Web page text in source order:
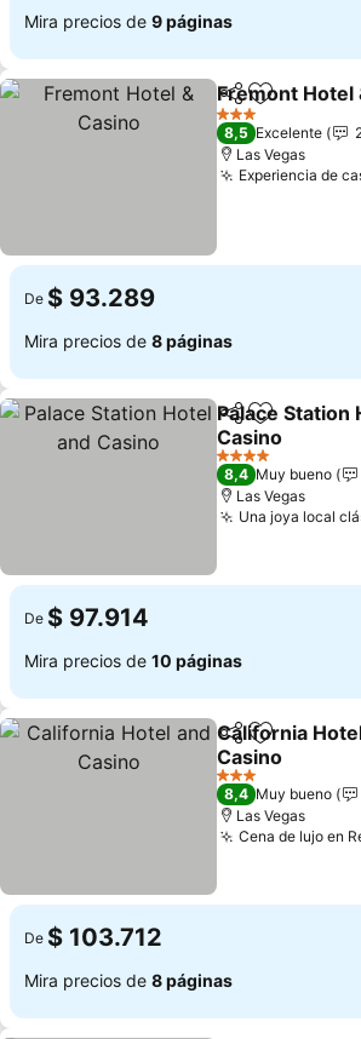
Mira precios de 9 páginas
CompartirAgregar a
Fremont Hotel
3 Estrellas
8,5 Excelente
Las Vegas
Experiencia de
De $ 93.289
Mira precios de 8 páginas
CompartirAgregar a
Palace Station
Casino
Ver precios
4 Estrellas
8,4 Muy bueno
Las Vegas
Una joya local
De $ 97.914
Mira precios de 10 páginas
CompartirAgregar a
California
Casino
Ver precios
3 Estrellas
8,4 Muy bueno
Las Vegas
Cena de lujo en
De $ 103.712
Mira precios de 8 páginas